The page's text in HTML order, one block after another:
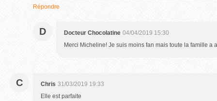
Répondre
D Docteur Chocolatine 04/04/2019 15:30
Merci Micheline! Je suis moins fan mais toute la famille a
C Chris 31/03/2019 19:33
Elle est parfaite